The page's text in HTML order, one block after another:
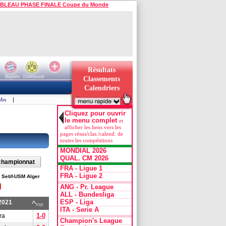
PHASE FINALE Coupe du Monde
Bayern Dortmund
Résultats
Classements
Calendriers
|
Setif-USM Alger
^top
1-0
Cliquez pour ouvrir
le menu complet et
afficher les liens vers les
pages résus/clas./calend. de
toutes les compétitions
MONDIAL 2026
QUAL. CM 2026
FRA - Ligue 1
FRA - Ligue 2
ANG - Pr. League
ALL - Bundesliga
ESP - Liga
ITA - Serie A
Champion's League